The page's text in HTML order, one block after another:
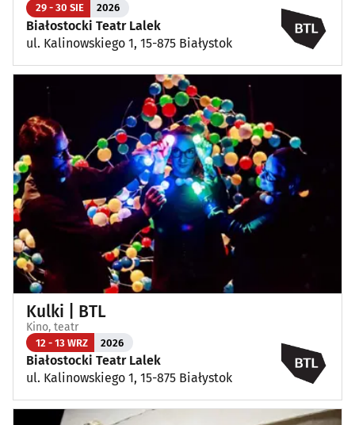
29 - 30 SIE 2026
Białostocki Teatr Lalek
ul. Kalinowskiego 1, 15-875 Białystok
Kulki | BTL
Kino, teatr
12 - 13 WRZ 2026
Białostocki Teatr Lalek
ul. Kalinowskiego 1, 15-875 Białystok